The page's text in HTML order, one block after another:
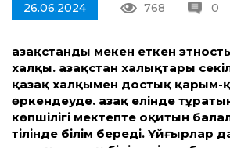
26.06.2024 768 0
Қазақ­станды мекен еткен
халқы. Қазақ­стан халықтары
қазақ халқымен достық қарым-
өркендеуде. Қазақ елінде
көпшілігі мектепте оқитын
тілінде білім береді. Ұйғырлар